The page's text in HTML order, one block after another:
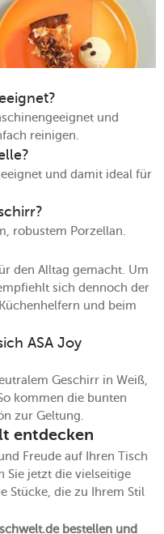
und
reinigen.
und damit ideal für
robustem Porzellan.
den Alltag gemacht. Um
sich dennoch der
und beim
ASA Joy
Geschirr in Weiß,
kommen die bunten
zur Geltung.
entdecken
Freude auf Ihren Tisch
Sie jetzt die vielseitige
Stücke, die zu Ihrem Stil
bestellen und